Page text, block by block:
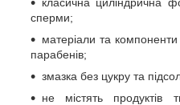
сперми;
матеріали та
парабенів;
змазка без цукру та
не містять продуктів